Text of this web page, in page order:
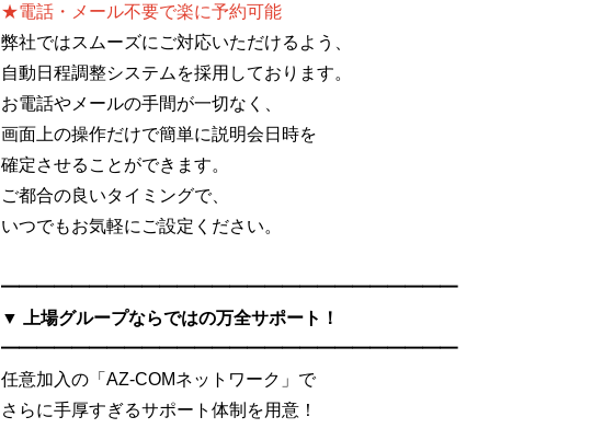
★電話・メール不要で楽に予約可能
弊社ではスムーズにご対応いただけるよう、
自動日程調整システムを採用しております。
お電話やメールの手間が一切なく、
画面上の操作だけで簡単に説明会日時を
確定させることができます。
ご都合の良いタイミングで、
いつでもお気軽にご設定ください。
━━━━━━━━━━━━━━━━━━━━━━━━━━
▼ 上場グループならではの万全サポート！
━━━━━━━━━━━━━━━━━━━━━━━━━━
任意加入の「AZ-COMネットワーク」で
さらに手厚すぎるサポート体制を用意！